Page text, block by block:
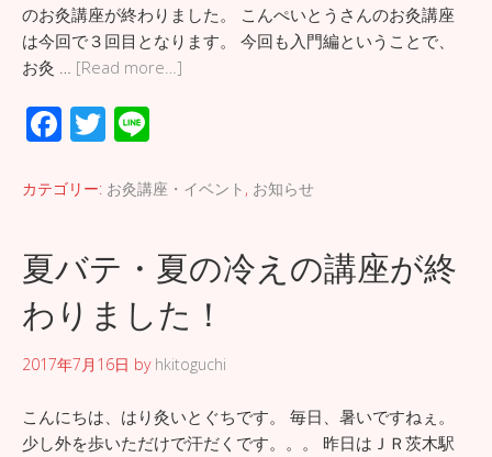
のお灸講座が終わりました。 こんぺいとうさんのお灸講座
は今回で３回目となります。 今回も入門編ということで、
お灸 … [Read more…]
F
e
o
o
k
T
tt e
カテゴリー: お灸講座・イベント , お知らせ
夏バテ・夏の冷えの講座が終
わりました！
2017年7月16日 by hkitoguchi
こんにちは、はり灸いとぐちです。 毎日、暑いですねぇ。
少し外を歩いただけで汗だくです。。。 昨日はＪＲ茨木駅